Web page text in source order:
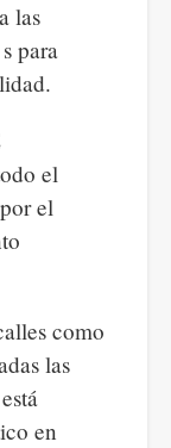
las
para
el
el
como
las
en